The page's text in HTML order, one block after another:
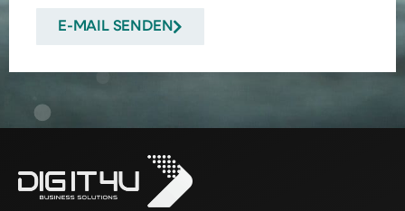
E-MAIL SENDEN